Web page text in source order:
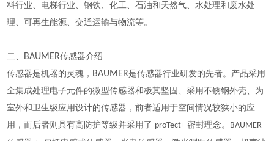
料行业、电梯行业、钢铁、化工、石油和天然气、水处理和废水处
理、可再生能源、交通运输与物流等。
二、 BAUMER传感器介绍
传感器是机器的灵魂， BAUMER是传感器行业研发的先者。产品采用
全集成处理电子元件的微型传感器和极其坚固、采用不锈钢外壳、为
室外和卫生级应用设计的传感器，前者适用于空间情况较狭小的应
用，而后者则具有高防护等级并采用了 proTect+ 密封理念。 BAUMER